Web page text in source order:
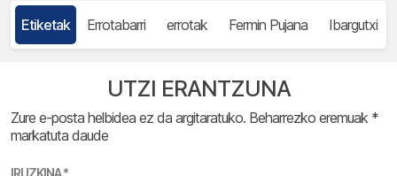
Etiketak Errotabarri errotak Fermin Pujana Ibargutxi
UTZI ERANTZUNA
Zure e-posta helbidea ez da argitaratuko. Beharrezko eremuak *
markatuta daude
IRUZKINA*